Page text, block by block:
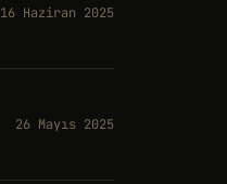
16 Haziran 2025
26 Mayıs 2025